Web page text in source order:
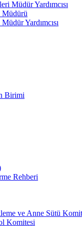
Müdür Yardımcısı
Müdürü
Yardımcısı
Birimi
Rehberi
ve Anne Sütü
Komitesi